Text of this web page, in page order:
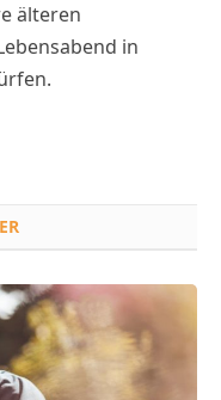
älteren
in